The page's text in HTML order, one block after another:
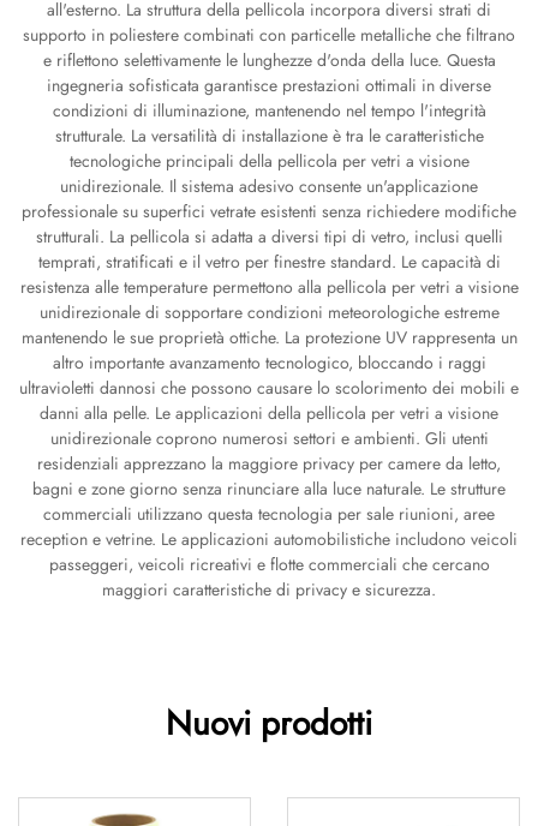
all'esterno. La struttura della pellicola incorpora diversi strati di
supporto in poliestere combinati con particelle metalliche che filtrano
e riflettono selettivamente le lunghezze d'onda della luce. Questa
ingegneria sofisticata garantisce prestazioni ottimali in diverse
condizioni di illuminazione, mantenendo nel tempo l'integrità
strutturale. La versatilità di installazione è tra le caratteristiche
tecnologiche principali della pellicola per vetri a visione
unidirezionale. Il sistema adesivo consente un'applicazione
professionale su superfici vetrate esistenti senza richiedere modifiche
strutturali. La pellicola si adatta a diversi tipi di vetro, inclusi quelli
temprati, stratificati e il vetro per finestre standard. Le capacità di
resistenza alle temperature permettono alla pellicola per vetri a visione
unidirezionale di sopportare condizioni meteorologiche estreme
mantenendo le sue proprietà ottiche. La protezione UV rappresenta un
altro importante avanzamento tecnologico, bloccando i raggi
ultravioletti dannosi che possono causare lo scolorimento dei mobili e
danni alla pelle. Le applicazioni della pellicola per vetri a visione
unidirezionale coprono numerosi settori e ambienti. Gli utenti
residenziali apprezzano la maggiore privacy per camere da letto,
bagni e zone giorno senza rinunciare alla luce naturale. Le strutture
commerciali utilizzano questa tecnologia per sale riunioni, aree
reception e vetrine. Le applicazioni automobilistiche includono veicoli
passeggeri, veicoli ricreativi e flotte commerciali che cercano
maggiori caratteristiche di privacy e sicurezza.
Nuovi prodotti